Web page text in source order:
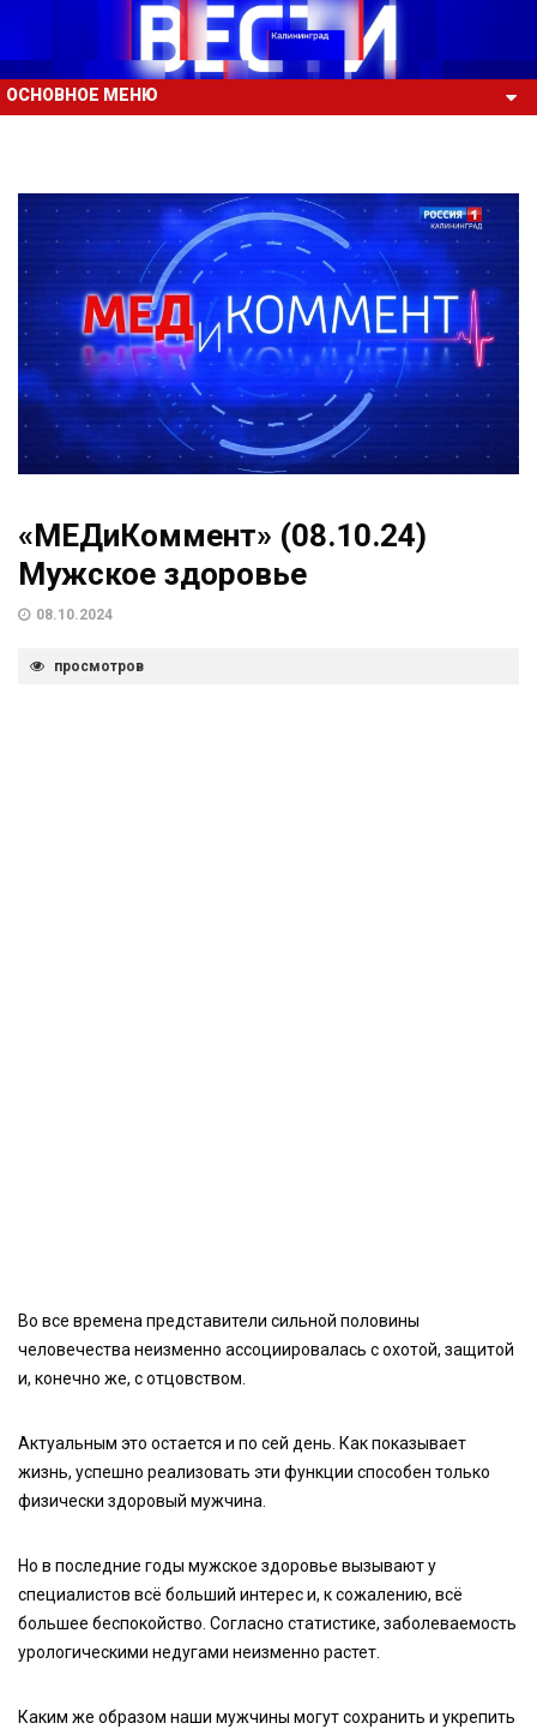
ОСНОВНОЕ МЕНЮ
«МЕДиКоммент» (08.10.24)
Мужское здоровье
08.10.2024
просмотров
Во все времена представители сильной половины
человечества неизменно ассоциировалась с охотой, защитой
и, конечно же, с отцовством.
Актуальным это остается и по сей день. Как показывает
жизнь, успешно реализовать эти функции способен только
физически здоровый мужчина.
Но в последние годы мужское здоровье вызывают у
специалистов всё больший интерес и, к сожалению, всё
большее беспокойство. Согласно статистике, заболеваемость
урологическими недугами неизменно растет.
Каким же образом наши мужчины могут сохранить и укрепить